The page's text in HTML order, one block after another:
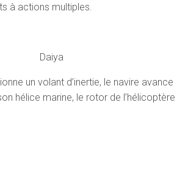
à actions multiples.
Daiya
un volant d’inertie, le navire avance
hélice marine, le rotor de l’hélicoptère